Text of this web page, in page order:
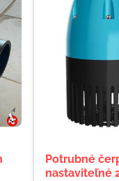
Potrubné
nastaviteľné